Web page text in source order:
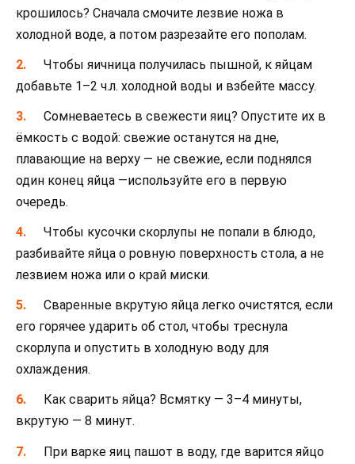
крошилось? Сначала смочите лезвие ножа в
холодной воде, а потом разрезайте его пополам.
Чтобы яичница получилась пышной, к яйцам
добавьте 1–2 ч.л. холодной воды и взбейте массу.
Сомневаетесь в свежести яиц? Опустите их в
ёмкость с водой: свежие останутся на дне,
плавающие на верху — не свежие, если поднялся
один конец яйца —используйте его в первую
очередь.
Чтобы кусочки скорлупы не попали в блюдо,
разбивайте яйца о ровную поверхность стола, а не
лезвием ножа или о край миски.
Сваренные вкрутую яйца легко очистятся, если
его горячее ударить об стол, чтобы треснула
скорлупа и опустить в холодную воду для
охлаждения.
Как сварить яйца? Всмятку — 3–4 минуты,
вкрутую — 8 минут.
При варке яиц пашот в воду, где варится яйцо